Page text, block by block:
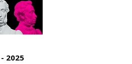
2025